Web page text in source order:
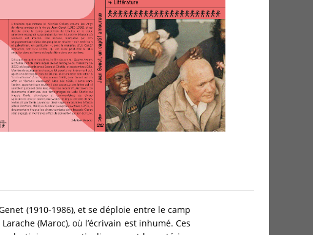
(1910-1986), et se déploie entre le camp
(Maroc), où l’écrivain est inhumé. Ces